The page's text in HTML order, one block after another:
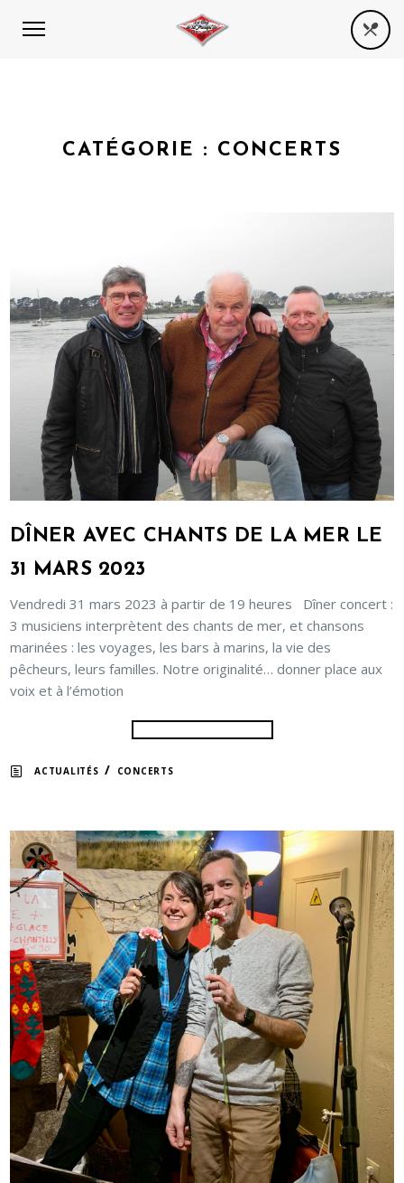
CATÉGORIE : CONCERTS
DÎNER AVEC CHANTS DE LA MER LE
31 MARS 2023
Vendredi 31 mars 2023 à partir de 19 heures Dîner concert :
3 musiciens interprètent des chants de mer, et chansons
marinées : les voyages, les bars à marins, la vie des
pêcheurs, leurs familles. Notre originalité… donner place aux
voix et à l’émotion
ACTUALITÉS / CONCERTS